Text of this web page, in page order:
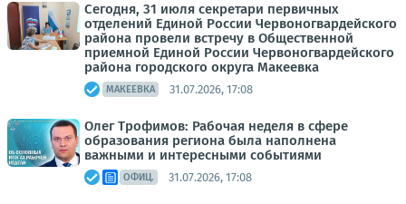
Сегодня, 31 июля секретари первичных
отделений Единой России Червоногвардейского
района провели встречу в Общественной
приемной Единой России Червоногвардейского
района городского округа Макеевка
МАКЕЕВКА 31.07.2026, 17:08
Олег Трофимов: Рабочая неделя в сфере
образования региона была наполнена
важными и интересными событиями
ОФИЦ. 31.07.2026, 17:08